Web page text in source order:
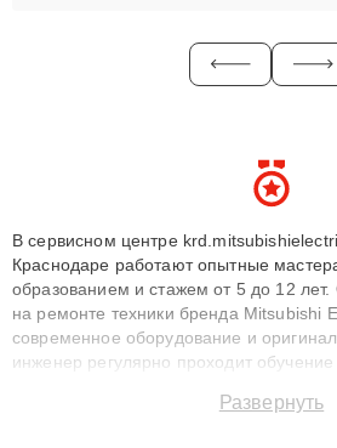
В сервисном центре
Краснодаре работают опытные
образованием и стажем от 5 до 12
на ремонте техники бренда Mitsubishi
современное оборудование и
инженер регулярно проходит
восстанавливать технику сРазвернуть